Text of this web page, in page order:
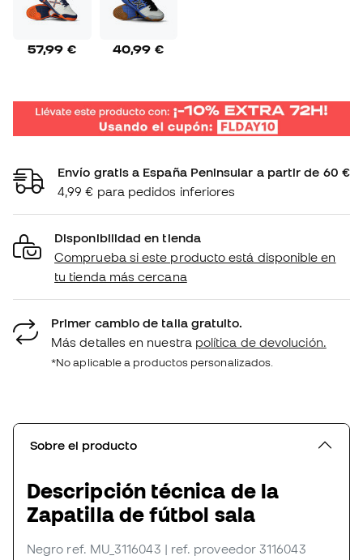
57,99 € 40,99 €
Envío gratis a España Peninsular a partir de 60 €
4,99 € para pedidos inferiores
Disponibilidad en tienda
Comprueba si este producto está disponible en
tu tienda más cercana
Primer cambio de talla gratuito.
Más detalles en nuestra política de devolución.
*No aplicable a productos personalizados.
Sobre el producto
Descripción técnica de la
Zapatilla de fútbol sala
Negro ref. MU_3116043 | ref. proveedor 3116043